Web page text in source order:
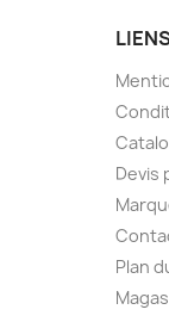
Devis
Plan